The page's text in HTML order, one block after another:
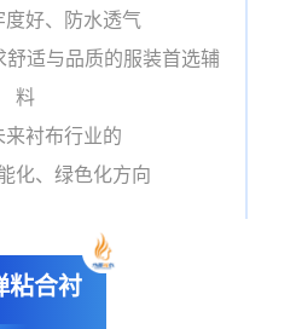
度好、防水透气
舒适与品质的服装首选辅
料
来衬布行业的
化、绿色化方向
粘合衬